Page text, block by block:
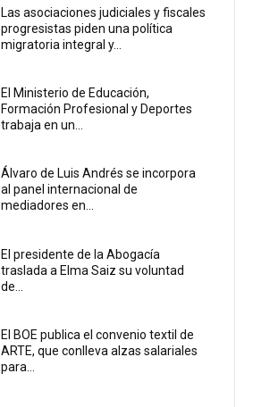
Las asociaciones judiciales y fiscales
progresistas piden una política
migratoria integral y...
El Ministerio de Educación,
Formación Profesional y Deportes
trabaja en un...
Álvaro de Luis Andrés se incorpora
al panel internacional de
mediadores en...
El presidente de la Abogacía
traslada a Elma Saiz su voluntad
de...
El BOE publica el convenio textil de
ARTE, que conlleva alzas salariales
para...